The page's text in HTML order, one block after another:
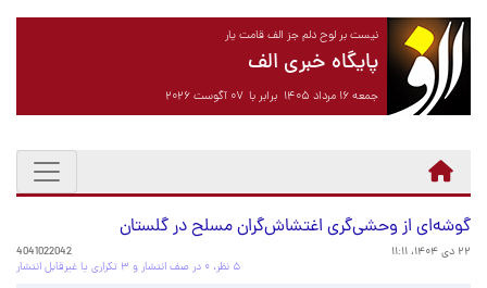
نیست بر لوح دلم جز الف قامت یار
پایگاه خبری الف
جمعه ۱۶ مرداد ۱۴۰۵ برابر با ۰۷ آگوست ۲۰۲۶
گوشه‌ای از وحشی‌گری اغتشاش‌گران مسلح در گلستان
۲۲ دی ۱۴۰۴، ۱۱:۱۱
4041022042
۵ نظر، ۰ در صف انتشار و ۳ تکراری یا غیرقابل انتشار